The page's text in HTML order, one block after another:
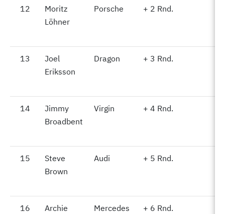
12
Moritz
Löhner
Porsche + 2 Rnd.
13
Joel
Eriksson
Dragon + 3 Rnd.
14
Jimmy
Broadbent
Virgin + 4 Rnd.
15
Steve
Brown
Audi + 5 Rnd.
16
Archie
Mercedes + 6 Rnd.
12
13
14
15
16